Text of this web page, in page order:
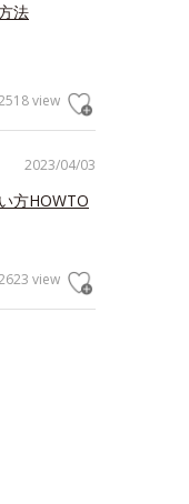
法
view
2023/04/03
方HOWTO
view